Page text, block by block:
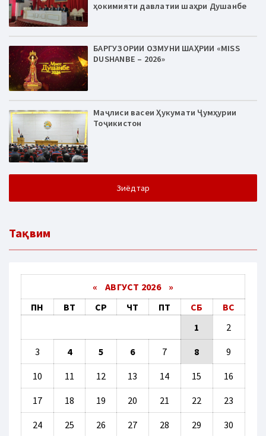
ҳокимияти давлатии шаҳри Душанбе
БАРГУЗОРИИ ОЗМУНИ ШАҲРИИ «MISS
DUSHANBE – 2026»
Маҷлиси васеи Ҳукумати Ҷумҳурии
Тоҷикистон
Зиёдтар
Тақвим
« АВГУСТ 2026 »
ПН
ВТ СР ЧТ ПТ СБ
ВС
1
2
3 4 5 6 7 8 9
10 11 12 13 14 15 16
17 18 19 20 21 22 23
24 25 26 27 28 29 30